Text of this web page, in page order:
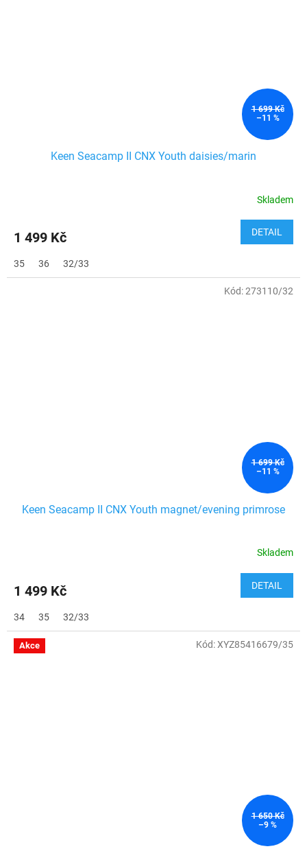
1 699 Kč
–11 %
Keen Seacamp II CNX Youth daisies/marin
Skladem
1 499 Kč DETAIL
35 36 32/33
1 699 Kč
–11 %
Keen Seacamp II CNX Youth magnet/evening primrose
Skladem
1 499 Kč DETAIL
34 35 32/33
Kód:273110/32
Akce
1 650 Kč
–9 %
Kód:XYZ85416679/35